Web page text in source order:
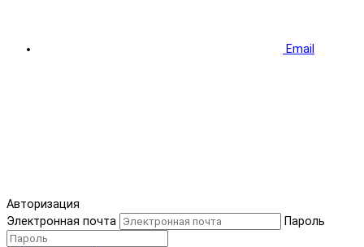
Email
Авторизация
Электронная почта
Пароль